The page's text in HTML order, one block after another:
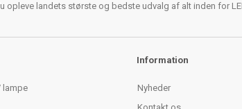
opleve landets største og bedste udvalg af alt inden for
lampe
Information
Nyheder